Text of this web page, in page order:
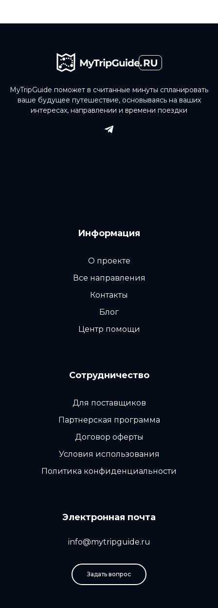
MyTripGuide поможет в считанные минуты спланировать
ваше будущее путешествие, основываясь на ваших
интересах, направлении и времени поездки
Информация
О проекте
Все направления
Контакты
Блог
Центр помощи
Сотрудничество
Для поставщиков
Партнерская программа
Договор оферты
Условия использования
Политика конфиденциальности
Электронная почта
info@mytripguide.ru
Задать вопрос